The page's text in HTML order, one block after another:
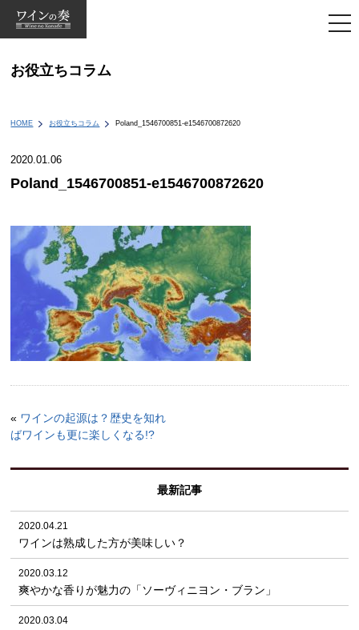
お役立ちコラム
HOME お役立ちコラム Poland_1546700851-e1546700872620
2020.01.06
Poland_1546700851-e1546700872620
« ワインの起源は？歴史を知れ
ばワインも更に楽しくなる!?
最新記事
2020.04.21
ワインは熟成した方が美味しい？
2020.03.12
爽やかな香りが魅力の「ソーヴィニヨン・ブラン」
2020.03.04